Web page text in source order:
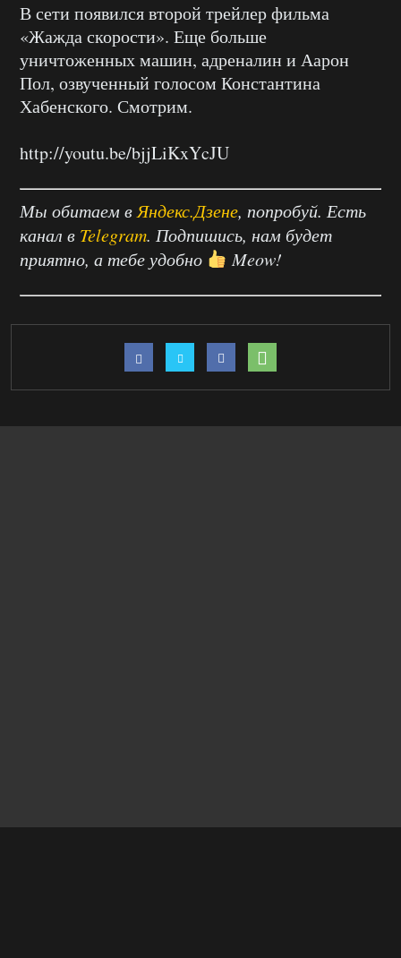
В сети появился второй трейлер фильма
«Жажда скорости». Еще больше
уничтоженных машин, адреналин и Аарон
Пол, озвученный голосом Константина
Хабенского. Смотрим.
http://youtu.be/bjjLiKxYcJU
Мы обитаем вЯндекс.Дзене, попробуй. Есть
канал в Telegram. Подпишись, нам будет
приятно, а тебе удобно
Meow!